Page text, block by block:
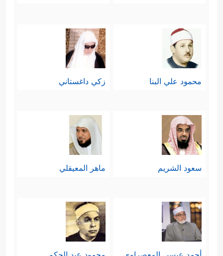
محمود علي البنا زكي داغستاني
سعود الشريم ماهر المعيقلي